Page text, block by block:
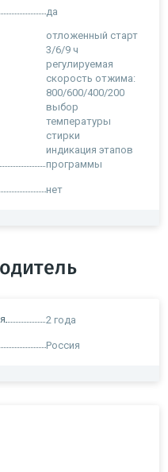
да
отложенный старт
3/6/9 ч
регулируемая
скорость отжима:
800/600/400/200
выбор
температуры
стирки
индикация этапов
программы
нет
2 года
Россия